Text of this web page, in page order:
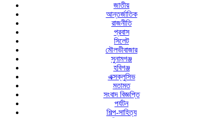
জাতীয়
আন্তর্জাতিক
রাজনীতি
প্রবাস
সিলেট
মৌলভীবাজার
সুনামগঞ্জ
হবিগঞ্জ
এক্সক্লুসিভ
মতামত
সংবাদ বিজ্ঞপ্তি
পর্যটন
শিল্প-সাহিত্য